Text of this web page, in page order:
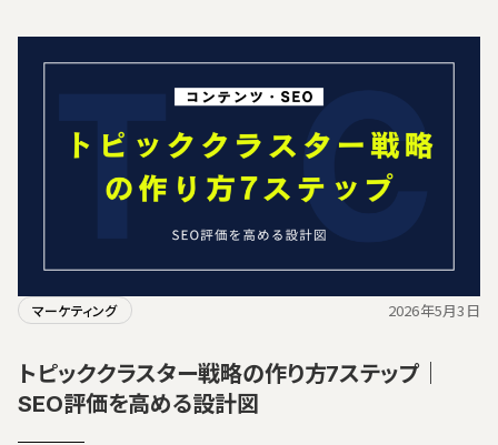
マーケティング 2026年5月3日
トピッククラスター戦略の作り方7ステップ｜
SEO評価を高める設計図